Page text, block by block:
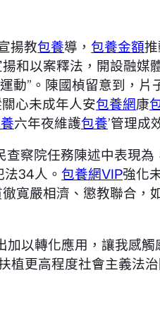
揚教包養導，包養金額
和以案釋法，開設融媒
動”。陳國楨留意到，
心未成年人安包養網康
六年夜維護包養’管理成
察院任務陳述中表現為
34人。 包養網VIP強化
寬嚴相濟、懲教聯合，
加以轉化應用，讓我感觸
更高程度社會主義法